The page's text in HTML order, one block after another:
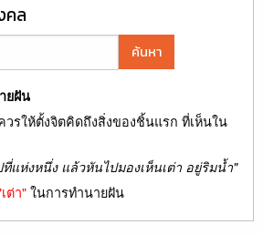
คล
ค้นหา
ยฝัน
วรให้ตั้งจิตคิดถึงสิ่งของชิ้นแรก ที่เห็นใน
แห่งหนึ่ง แล้วหันไปมองเห็นเต่า อยู่ริมน้ำ"
ต่า"ในการทำนายฝัน